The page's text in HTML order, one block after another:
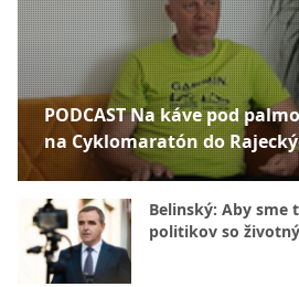
PODCAST Na káve pod
na Cyklomaratón do
Belinský: Aby
politikov so